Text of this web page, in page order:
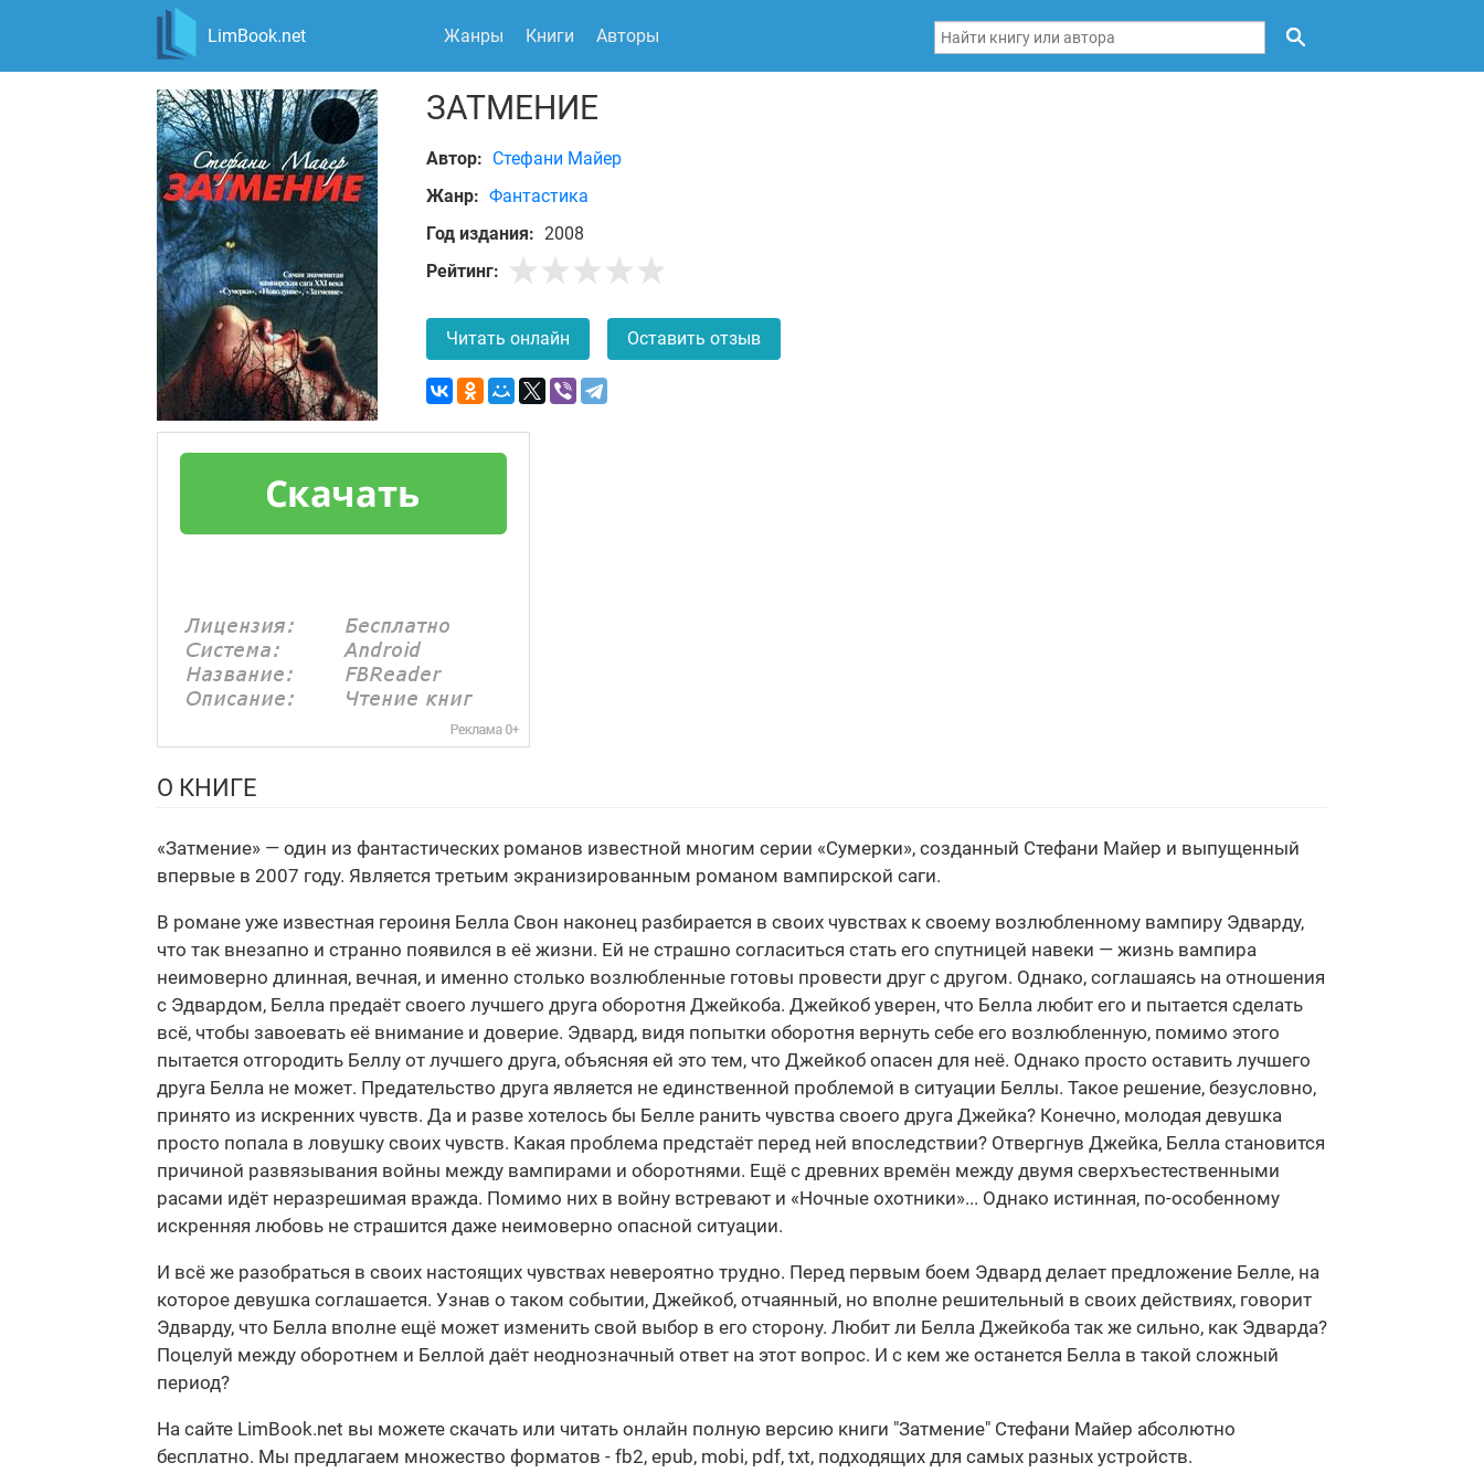
LimBook.net Жанры Книги Авторы
ЗАТМЕНИЕ
Автор: Стефани Майер
Жанр: Фантастика
Год издания: 2008
Рейтинг:
Читать онлайн Оставить отзыв
О КНИГЕ
«Затмение» — один из фантастических романов известной многим серии «Сумерки», созданный Стефани Майер и выпущенный
впервые в 2007 году. Является третьим экранизированным романом вампирской саги.
В романе уже известная героиня Белла Свон наконец разбирается в своих чувствах к своему возлюбленному вампиру Эдварду,
что так внезапно и странно появился в её жизни. Ей не страшно согласиться стать его спутницей навеки — жизнь вампира
неимоверно длинная, вечная, и именно столько возлюбленные готовы провести друг с другом. Однако, соглашаясь на отношения
с Эдвардом, Белла предаёт своего лучшего друга оборотня Джейкоба. Джейкоб уверен, что Белла любит его и пытается сделать
всё, чтобы завоевать её внимание и доверие. Эдвард, видя попытки оборотня вернуть себе его возлюбленную, помимо этого
пытается отгородить Беллу от лучшего друга, объясняя ей это тем, что Джейкоб опасен для неё. Однако просто оставить лучшего
друга Белла не может. Предательство друга является не единственной проблемой в ситуации Беллы. Такое решение, безусловно,
принято из искренних чувств. Да и разве хотелось бы Белле ранить чувства своего друга Джейка? Конечно, молодая девушка
просто попала в ловушку своих чувств. Какая проблема предстаёт перед ней впоследствии? Отвергнув Джейка, Белла становится
причиной развязывания войны между вампирами и оборотнями. Ещё с древних времён между двумя сверхъестественными
расами идёт неразрешимая вражда. Помимо них в войну встревают и «Ночные охотники»... Однако истинная, по-особенному
искренняя любовь не страшится даже неимоверно опасной ситуации.
И всё же разобраться в своих настоящих чувствах невероятно трудно. Перед первым боем Эдвард делает предложение Белле, на
которое девушка соглашается. Узнав о таком событии, Джейкоб, отчаянный, но вполне решительный в своих действиях, говорит
Эдварду, что Белла вполне ещё может изменить свой выбор в его сторону. Любит ли Белла Джейкоба так же сильно, как Эдварда?
Поцелуй между оборотнем и Беллой даёт неоднозначный ответ на этот вопрос. И с кем же останется Белла в такой сложный
период?
На сайте LimBook.net вы можете скачать или читать онлайн полную версию книги "Затмение" Стефани Майер абсолютно
бесплатно. Мы предлагаем множество форматов - fb2, epub, mobi, pdf, txt, подходящих для самых разных устройств.